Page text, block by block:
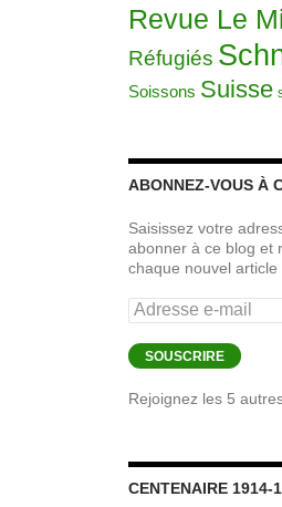
Revue Le
Réfugiés
Soissons Suisse
ABONNEZ-VOUS À
Saisissez votre
abonner à ce blog et
chaque nouvel article
Adresse
e-
mail
SOUSCRIRE
Rejoignez les 5
CENTENAIRE 1914-